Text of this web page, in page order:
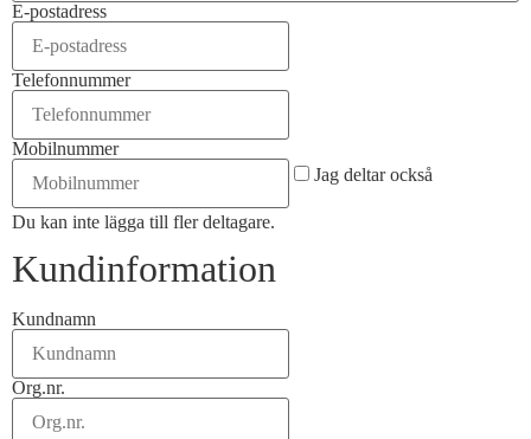
E-postadress
Telefonnummer
Mobilnummer
Jag deltar också
Du kan inte lägga till fler deltagare.
Kundinformation
Kundnamn
Org.nr.